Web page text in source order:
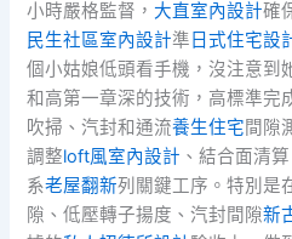
小時嚴格監督，大直室內設計確
民生社區室內設計準 日式住宅設
個小姑娘低頭看手機，沒注意到
和高第一章深的技術，高標準完
吹掃、汽封和通流養生住宅間隙
調整loft風室內設計 、結合面清
系老屋翻新列關鍵工序。特別是
隙、低壓轉子揚度、汽封間隙新